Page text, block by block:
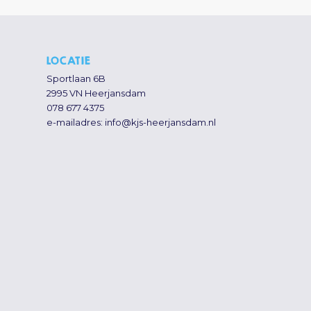
LOCATIE
Sportlaan 6B
2995 VN Heerjansdam
078 677 4375
e-mailadres: info@kjs-heerjansdam.nl